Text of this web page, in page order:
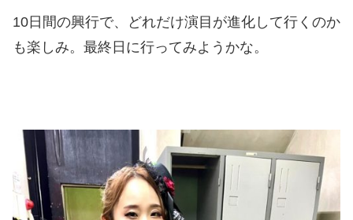
10日間の興行で、どれだけ演目が進化して行くのか
も楽しみ。最終日に行ってみようかな。